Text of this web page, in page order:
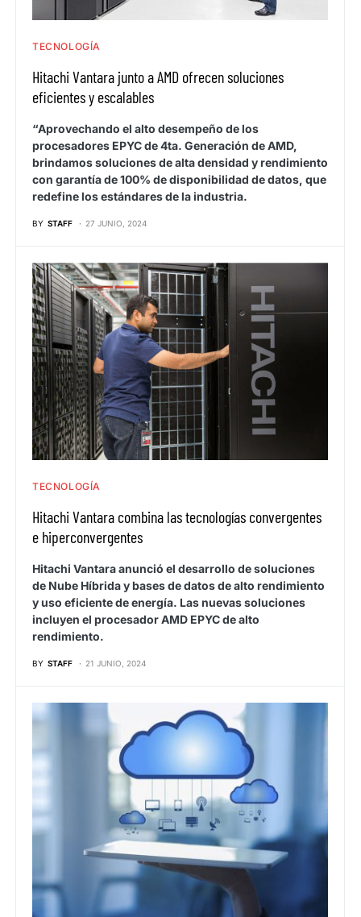
TECNOLOGÍA
Hitachi Vantara junto a AMD ofrecen soluciones
eficientes y escalables
“Aprovechando el alto desempeño de los
procesadores EPYC de 4ta. Generación de AMD,
brindamos soluciones de alta densidad y rendimiento
con garantía de 100% de disponibilidad de datos, que
redefine los estándares de la industria.
BY STAFF 27 JUNIO, 2024
TECNOLOGÍA
Hitachi Vantara combina las tecnologías convergentes
e hiperconvergentes
Hitachi Vantara anunció el desarrollo de soluciones
de Nube Híbrida y bases de datos de alto rendimiento
y uso eficiente de energía. Las nuevas soluciones
incluyen el procesador AMD EPYC de alto
rendimiento.
BY STAFF 21 JUNIO, 2024